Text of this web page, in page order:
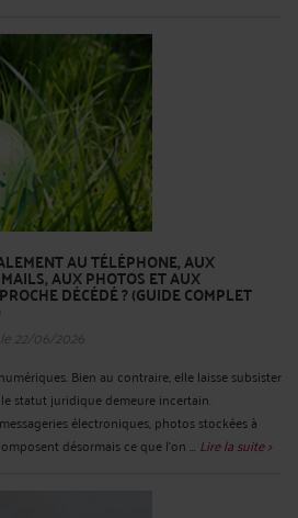
AU TÉLÉPHONE, AUX
AUX PHOTOS ET AUX
DÉCÉDÉ ? (GUIDE COMPLET
22/06/2026
Bien au contraire, elle laisse subsister
statut juridique demeure incertain.
électroniques, photos stockées à
désormais ce que l’on ... Lire la suite >